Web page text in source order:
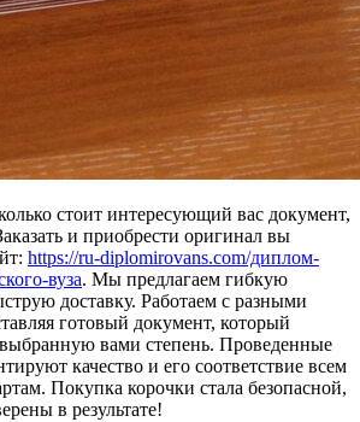
стоит интересующий вас документ,
и приобрести оригинал вы
https://ru-diplomirovans.com/диплом-
вуза. Мы предлагаем гибкую
доставку. Работаем с разными
готовый документ, который
выбранную вами степень. Проведенные
качество и его соответствие всем
Покупка корочки стала безопасной,
в результате!